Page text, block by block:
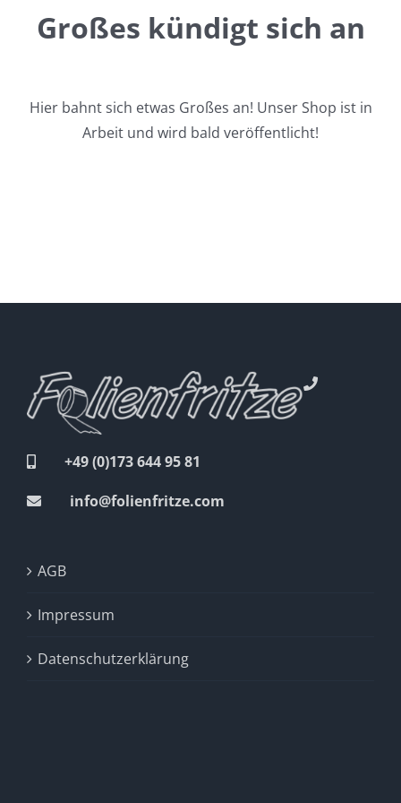
Großes kündigt sich an
Hier bahnt sich etwas Großes an! Unser Shop ist in
Arbeit und wird bald veröffentlicht!
+49 (0)173 644 95 81
info@folienfritze.com
AGB
Impressum
Datenschutzerklärung